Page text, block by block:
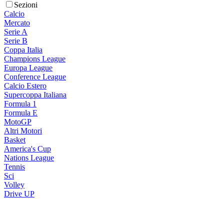
Sezioni
Calcio
Mercato
Serie A
Serie B
Coppa Italia
Champions League
Europa League
Conference League
Calcio Estero
Supercoppa Italiana
Formula 1
Formula E
MotoGP
Altri Motori
Basket
America's Cup
Nations League
Tennis
Sci
Volley
Drive UP